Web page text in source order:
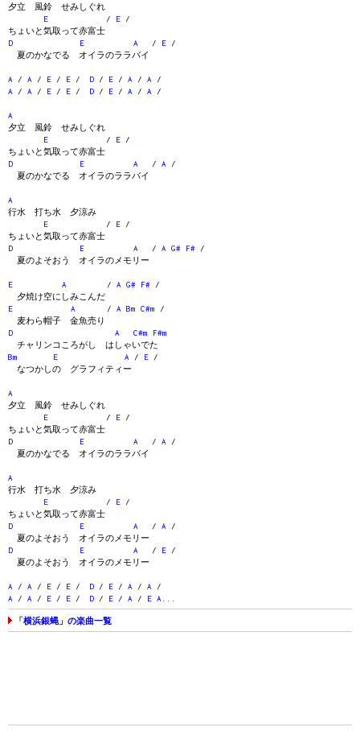
夕立 風鈴 せみしぐれ
E / E /
ちょいと気取って赤富士
D
E A / E /
夏のかなでる オイラのララバイ
A / A / E / E / D / E / A / A /
A / A / E / E / D / E / A / A /
A
夕立 風鈴 せみしぐれ
E / E /
ちょいと気取って赤富士
D
E A / A /
夏のかなでる オイラのララバイ
A
行水 打ち水 夕涼み
E / E /
ちょいと気取って赤富士
D
E A / A G# F# /
夏のよそおう オイラのメモリー
E A / A G# F# /
夕焼け空にしみこんだ
E
A / A Bm C#m /
麦わら帽子 金魚売り
D
A C#m
F#m
チャリンコころがし はしゃいでた
Bm
E A / E /
なつかしの グラフィティー
A
夕立 風鈴 せみしぐれ
E / E /
ちょいと気取って赤富士
D
E A / A /
夏のかなでる オイラのララバイ
A
行水 打ち水 夕涼み
E / E /
ちょいと気取って赤富士
D
E A / A /
夏のよそおう オイラのメモリー
D
E A / E /
夏のよそおう オイラのメモリー
A / A / E / E / D / E / A / A /
A / A / E / E / D / E / A / E A
「横浜銀蝿」の楽曲一覧